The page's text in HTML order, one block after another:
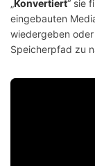
„Konvertiert“ sie
eingebauten
wiedergeben
Speicherpfad zu